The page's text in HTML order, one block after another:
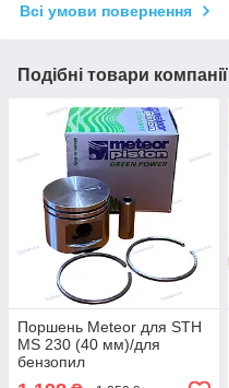
Всі умови повернення
Подібні товари компанії
Поршень Meteor для STH
MS 230 (40 мм)/для
бензопил